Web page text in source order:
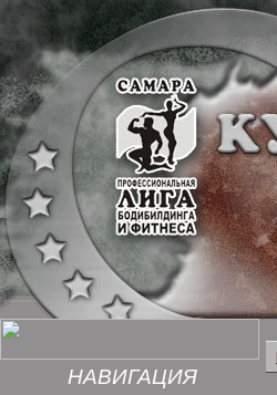
НАВИГАЦИЯ